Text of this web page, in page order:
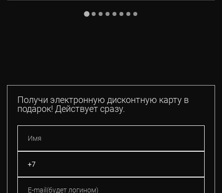
Получи электронную дисконтную карту в
подарок! Действует сразу.